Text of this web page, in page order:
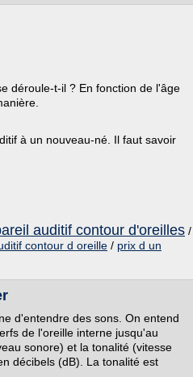
déroule-t-il ? En fonction de l'âge
à un nouveau-né. Il faut savoir
auditif contour d'oreilles /
contour d oreille / prix d un
d'entendre des sons. On entend
de l'oreille interne jusqu'au
sonore) et la tonalité (vitesse
décibels (dB). La tonalité est